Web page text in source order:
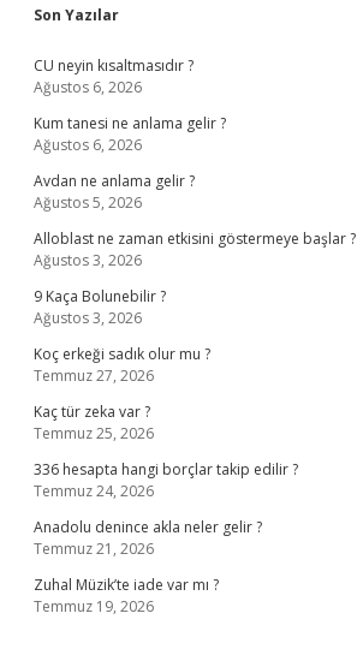
Sidebar
Son Yazılar
CU neyin kısaltmasıdır ?
Ağustos 6, 2026
Kum tanesi ne anlama gelir ?
Ağustos 6, 2026
Avdan ne anlama gelir ?
Ağustos 5, 2026
Alloblast ne zaman etkisini göstermeye başlar ?
Ağustos 3, 2026
9 Kaça Bolunebilir ?
Ağustos 3, 2026
Koç erkeği sadık olur mu ?
Temmuz 27, 2026
Kaç tür zeka var ?
Temmuz 25, 2026
336 hesapta hangi borçlar takip edilir ?
Temmuz 24, 2026
Anadolu denince akla neler gelir ?
Temmuz 21, 2026
Zuhal Müzik’te iade var mı ?
Temmuz 19, 2026